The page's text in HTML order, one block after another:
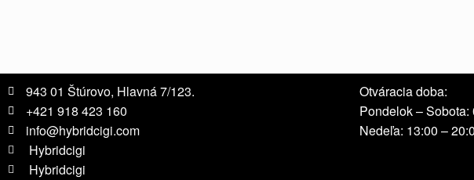
943 01 Štúrovo, Hlavná 7/123.
+421 918 423 160
info@hybridcigi.com
Hybridcigi
Hybridcigi
Otváracia doba:
Pondelok – Sobota:
Nedeľa: 13:00 –